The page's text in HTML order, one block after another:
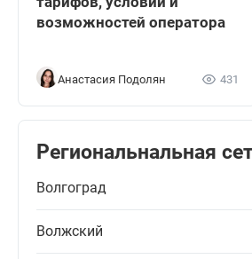
возможностей оператора
Анастасия Подолян 431
Региональнальная
Волгоград
Волжский